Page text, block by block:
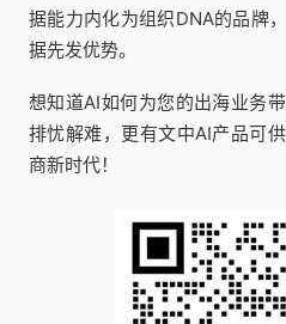
据能力内化为组织DNA的品牌
据先发优势。
想知道AI如何为您的出海业务
排忧解难，更有文中AI产品可
商新时代！